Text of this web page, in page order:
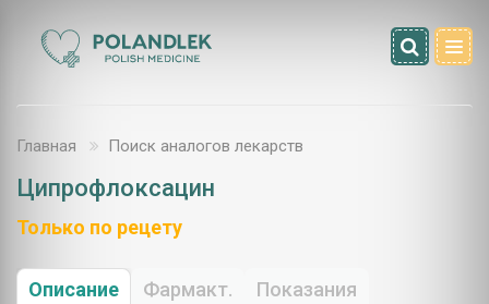
Главная Поиск аналогов лекарств
Ципрофлоксацин
Только по рецету
Описание Фармакт. Показания